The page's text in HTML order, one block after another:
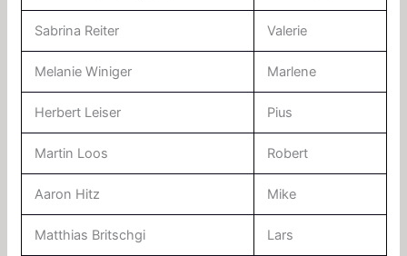
Sabrina Reiter Valerie
Melanie Winiger Marlene
Herbert Leiser Pius
Martin Loos Robert
Aaron Hitz Mike
Matthias Britschgi Lars